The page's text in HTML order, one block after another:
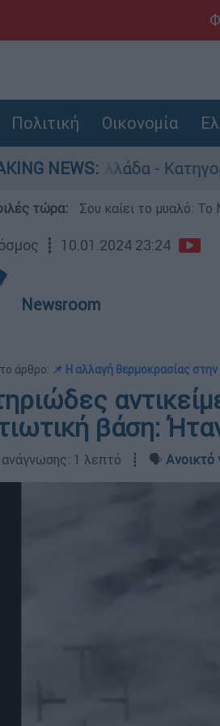
Πολιτική Οικονομία
NEWS:
Ελλάδα - Κατηγορείται
τώρα: Σου καίει το μυαλό:
┋ 10.01.2024 23:24
Newsroom
άρθρο: 📌 Η αλλαγή θερμοκρασίας
βάση:
ανάγνωσης: 1 λεπτό ┋ 🗣️ Ανοικτό